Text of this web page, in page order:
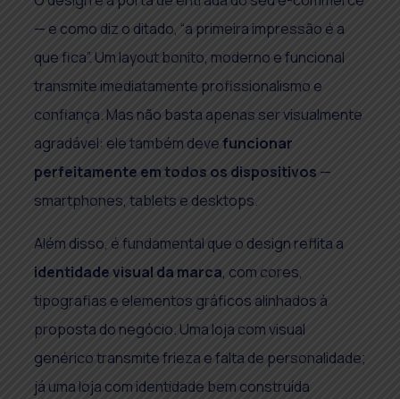
— e como diz o ditado, “a primeira impressão é a
que fica”. Um layout bonito, moderno e funcional
transmite imediatamente profissionalismo e
confiança. Mas não basta apenas ser visualmente
agradável: ele também devefuncionar
perfeitamente em todos os dispositivos —
smartphones, tablets e desktops.
Além disso, é fundamental que o design reflita a
identidade visual da marca, com cores,
tipografias e elementos gráficos alinhados à
proposta do negócio. Uma loja com visual
genérico transmite frieza e falta de personalidade;
já uma loja com identidade bem construída